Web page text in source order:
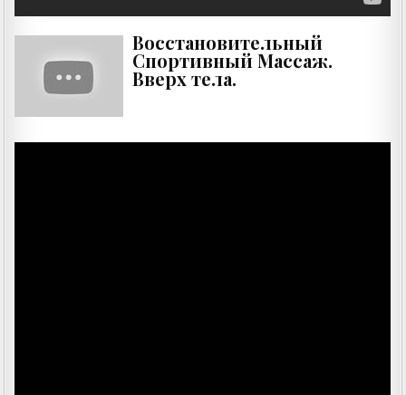
Восстановительный
Спортивный Массаж.
Вверх тела.